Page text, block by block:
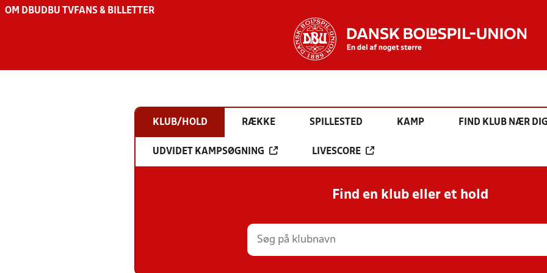
OM DBU DBU TV FANS & BILLETTER
KLUB/HOLD RÆKKE SPILLESTED KAMP FIND KLUB NÆR
UDVIDET KAMPSØGNING LIVESCORE
Find en klub eller et hold